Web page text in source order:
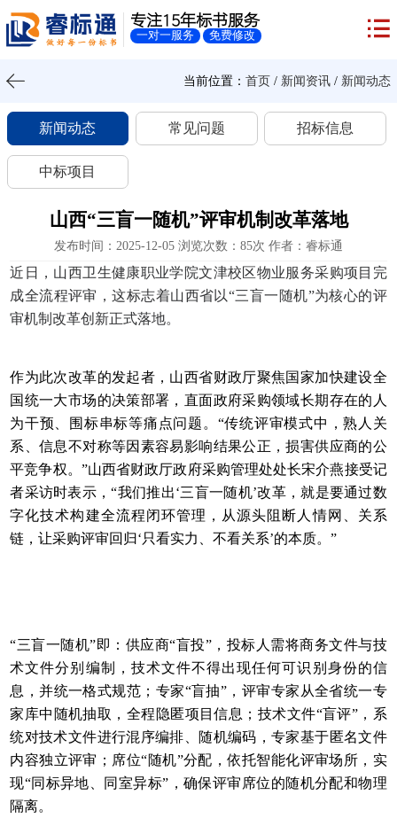
专注15年标书服务
一对一服务 免费修改
当前位置： 首页 / 新闻资讯 / 新闻动态
新闻动态 常见问题 招标信息
中标项目
山西“三盲一随机”评审机制改革落地
发布时间：2025-12-05 浏览次数：85次 作者：睿标通
近日，山西卫生健康职业学院文津校区物业服务采购项目完
成全流程评审，这标志着山西省以“三盲一随机”为核心的评
审机制改革创新正式落地。
作为此次改革的发起者，山西省财政厅聚焦国家加快建设全
国统一大市场的决策部署，直面政府采购领域长期存在的人
为干预、围标串标等痛点问题。“传统评审模式中，熟人关
系、信息不对称等因素容易影响结果公正，损害供应商的公
平竞争权。”山西省财政厅政府采购管理处处长宋介燕接受记
者采访时表示，“我们推出‘三盲一随机’改革，就是要通过数
字化技术构建全流程闭环管理，从源头阻断人情网、关系
链，让采购评审回归‘只看实力、不看关系’的本质。”
“三盲一随机”即：供应商“盲投”，投标人需将商务文件与技
术文件分别编制，技术文件不得出现任何可识别身份的信
息，并统一格式规范；专家“盲抽”，评审专家从全省统一专
家库中随机抽取，全程隐匿项目信息；技术文件“盲评”，系
统对技术文件进行混序编排、随机编码，专家基于匿名文件
内容独立评审；席位“随机”分配，依托智能化评审场所，实
现“同标异地、同室异标”，确保评审席位的随机分配和物理
隔离。